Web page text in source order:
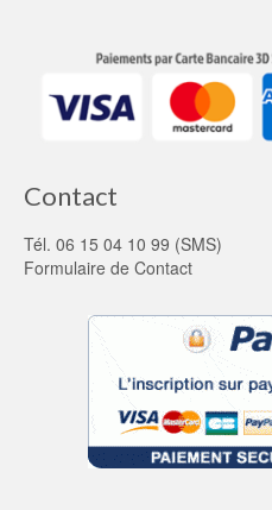
Contact
Tél. 06 15 04 10 99 (SMS)
Formulaire de Contact